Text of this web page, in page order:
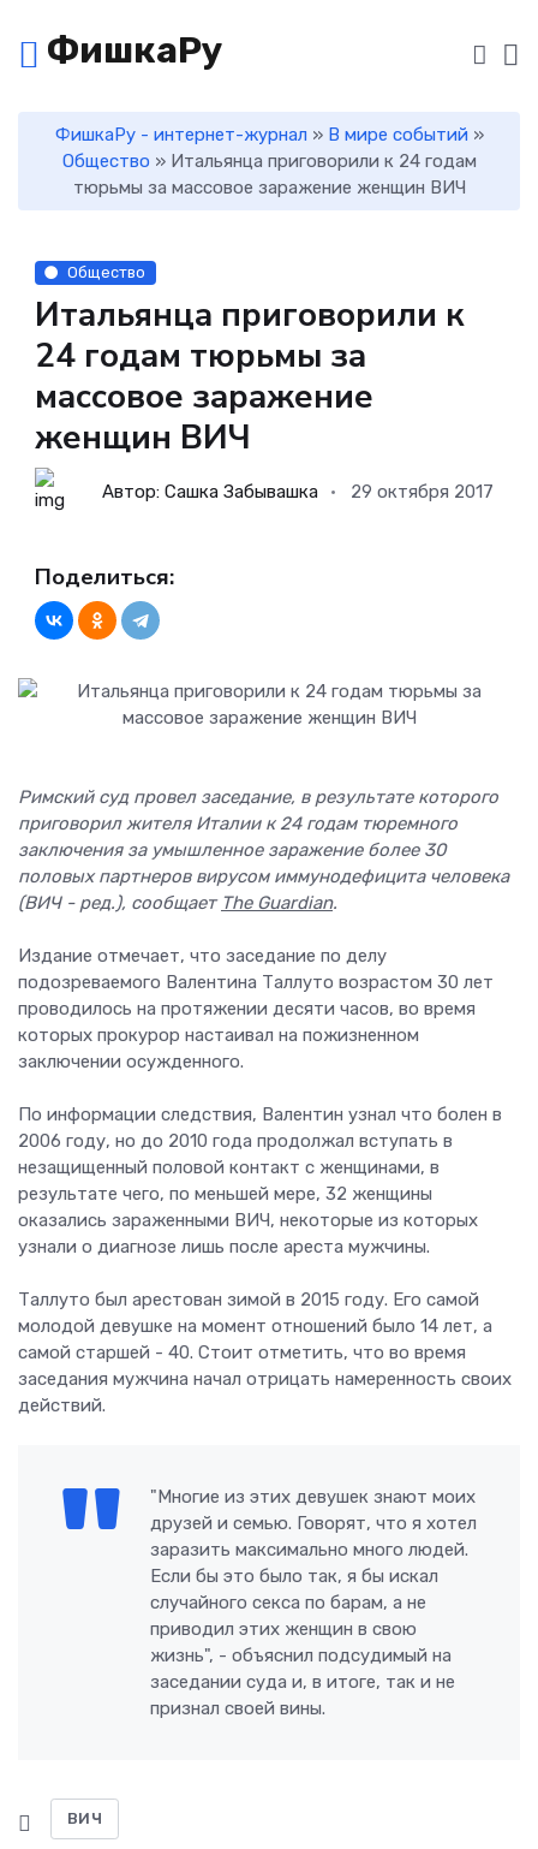
ФишкаРу
ФишкаРу - интернет-журнал » В мире событий »
Общество » Итальянца приговорили к 24 годам
тюрьмы за массовое заражение женщин ВИЧ
Общество
Итальянца приговорили к
24 годам тюрьмы за
массовое заражение
женщин ВИЧ
Автор: Сашка Забывашка 29 октября 2017
Поделиться:
Римский суд провел заседание, в результате которого
приговорил жителя Италии к 24 годам тюремного
заключения за умышленное заражение более 30
половых партнеров вирусом иммунодефицита человека
(ВИЧ - ред.), сообщает The Guardian.
Издание отмечает, что заседание по делу
подозреваемого Валентина Таллуто возрастом 30 лет
проводилось на протяжении десяти часов, во время
которых прокурор настаивал на пожизненном
заключении осужденного.
По информации следствия, Валентин узнал что болен в
2006 году, но до 2010 года продолжал вступать в
незащищенный половой контакт с женщинами, в
результате чего, по меньшей мере, 32 женщины
оказались зараженными ВИЧ, некоторые из которых
узнали о диагнозе лишь после ареста мужчины.
Таллуто был арестован зимой в 2015 году. Его самой
молодой девушке на момент отношений было 14 лет, а
самой старшей - 40. Стоит отметить, что во время
заседания мужчина начал отрицать намеренность своих
действий.
"Многие из этих девушек знают моих
друзей и семью. Говорят, что я хотел
заразить максимально много людей.
Если бы это было так, я бы искал
случайного секса по барам, а не
приводил этих женщин в свою
жизнь", - объяснил подсудимый на
заседании суда и, в итоге, так и не
признал своей вины.
ВИЧ